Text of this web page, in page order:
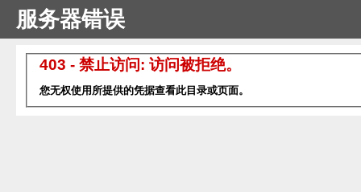
服务器错误
403 - 禁止访问: 访问被拒绝。
您无权使用所提供的凭据查看此目录或页面。